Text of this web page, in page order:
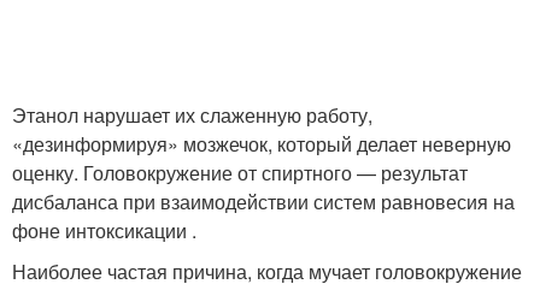
Этанол нарушает их слаженную работу,
«дезинформируя» мозжечок, который делает неверную
оценку. Головокружение от спиртного — результат
дисбаланса при взаимодействии систем равновесия на
фоне интоксикации .
Наиболее частая причина, когда мучает головокружение